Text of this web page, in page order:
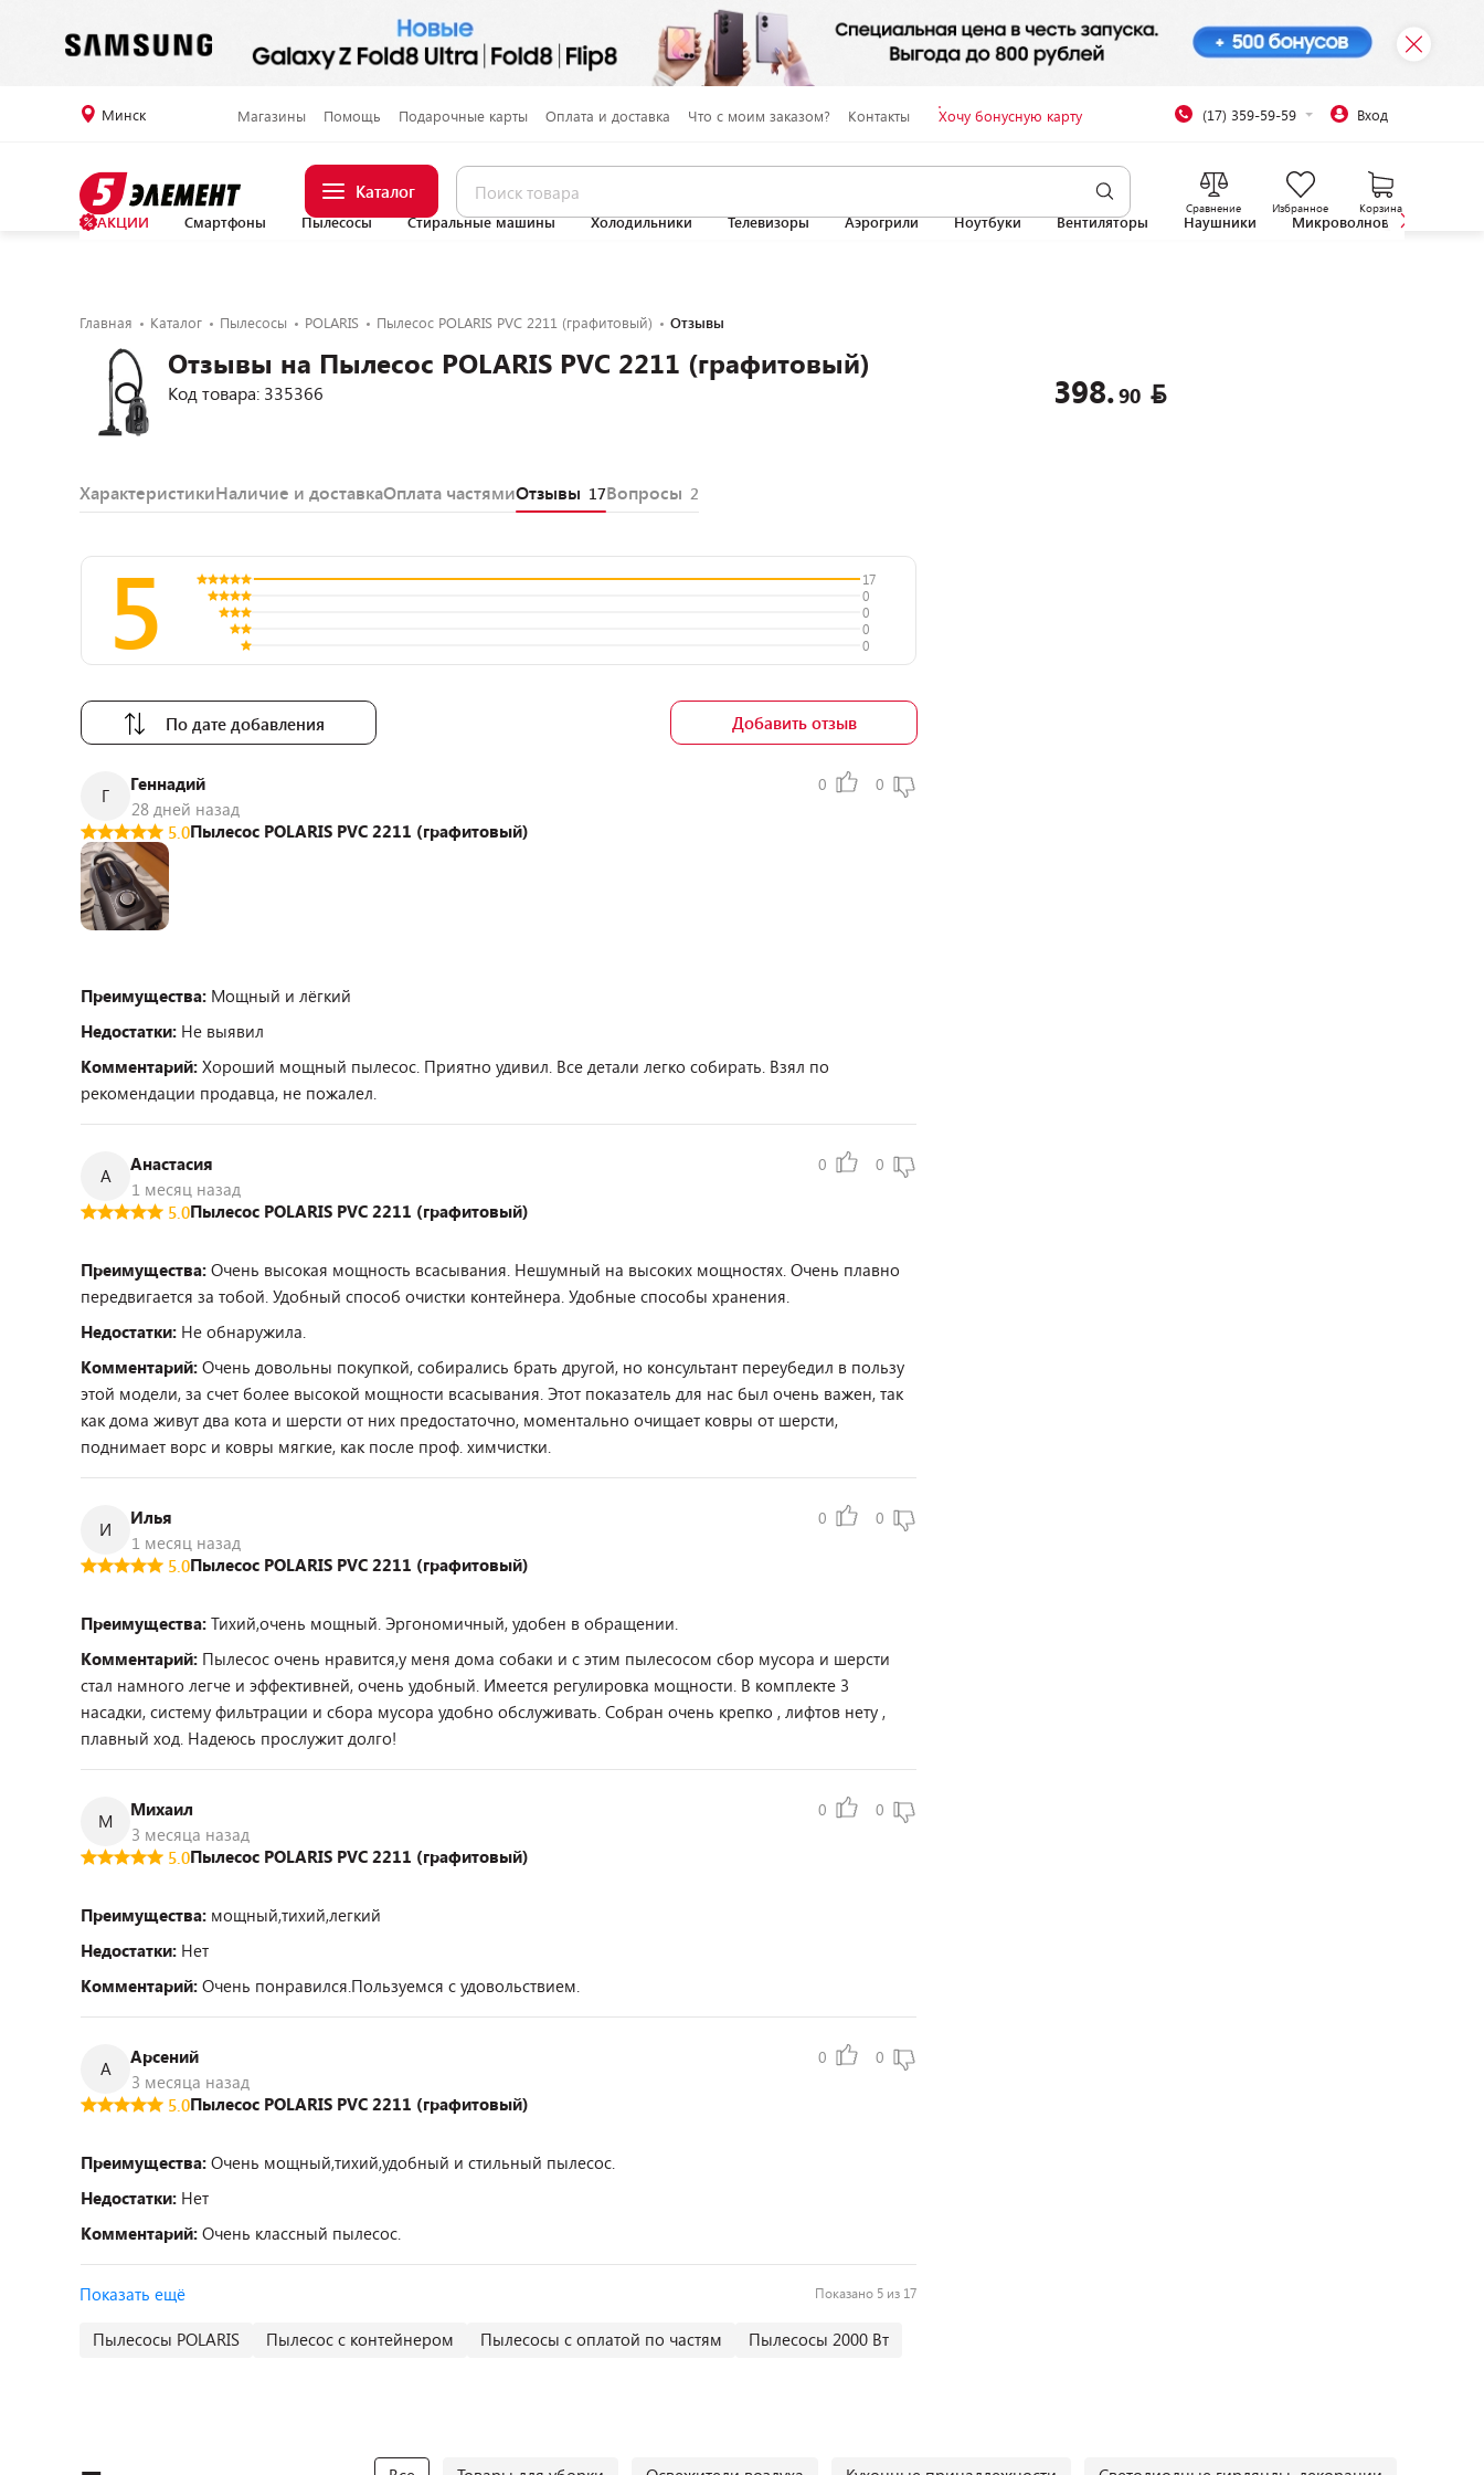
Минск Магазины Помощь Подарочные карты Оплата и доставка Что с моим заказом? Контакты Хочу бонусную карту (17) 359-59-59 Вход
Каталог
Сравнение Избранное Корзина
АКЦИИ Смартфоны Пылесосы Стиральные машины Холодильники Телевизоры Аэрогрили Ноутбуки Вентиляторы Наушники Микроволновые печи
Главная Каталог Пылесосы POLARIS Пылесос POLARIS PVC 2211 (графитовый) Отзывы
Отзывы на Пылесос POLARIS PVC 2211 (графитовый)
Код товара: 335366 398.90
ХарактеристикиНаличие и доставкаОплата частямиОтзывы 17Вопросы 2
5
17
0
0
0
0
По дате добавления Добавить отзыв
Г
Геннадий
28 дней назад
0 0
5.0Пылесос POLARIS PVC 2211 (графитовый)
Преимущества: Мощный и лёгкий
Недостатки: Не выявил
Комментарий: Хороший мощный пылесос. Приятно удивил. Все детали легко собирать. Взял по
рекомендации продавца, не пожалел.
А
Анастасия
1 месяц назад
0 0
5.0Пылесос POLARIS PVC 2211 (графитовый)
Преимущества: Очень высокая мощность всасывания. Нешумный на высоких мощностях. Очень плавно
передвигается за тобой. Удобный способ очистки контейнера. Удобные способы хранения.
Недостатки: Не обнаружила.
Комментарий: Очень довольны покупкой, собирались брать другой, но консультант переубедил в пользу
этой модели, за счет более высокой мощности всасывания. Этот показатель для нас был очень важен, так
как дома живут два кота и шерсти от них предостаточно, моментально очищает ковры от шерсти,
поднимает ворс и ковры мягкие, как после проф. химчистки.
И
Илья
1 месяц назад
0 0
5.0Пылесос POLARIS PVC 2211 (графитовый)
Преимущества: Тихий,очень мощный. Эргономичный, удобен в обращении.
Комментарий: Пылесос очень нравится,у меня дома собаки и с этим пылесосом сбор мусора и шерсти
стал намного легче и эффективней, очень удобный. Имеется регулировка мощности. В комплекте 3
насадки, систему фильтрации и сбора мусора удобно обслуживать. Собран очень крепко , лифтов нету ,
плавный ход. Надеюсь прослужит долго!
М
Михаил
3 месяца назад
0 0
5.0Пылесос POLARIS PVC 2211 (графитовый)
Преимущества: мощный,тихий,легкий
Недостатки: Нет
Комментарий: Очень понравился.Пользуемся с удовольствием.
А
Арсений
3 месяца назад
0 0
5.0Пылесос POLARIS PVC 2211 (графитовый)
Преимущества: Очень мощный,тихий,удобный и стильный пылесос.
Недостатки: Нет
Комментарий: Очень классный пылесос.
Показать ещё Показано 5 из 17
Пылесосы POLARIS Пылесос с контейнером Пылесосы с оплатой по частям Пылесосы 2000 Вт